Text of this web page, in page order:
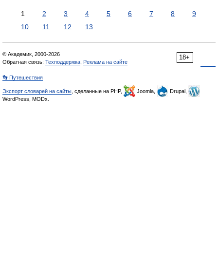
1 2 3 4 5 6 7 8
9
10
11 12 13
18+
© Академик, 2000-2026
Обратная связь: Техподдержка Реклама на сайте
👣 Путешествия
Экспорт словарей на сайты , сделанные на PHP, Joomla,
Drupal,
WordPress, MODx.